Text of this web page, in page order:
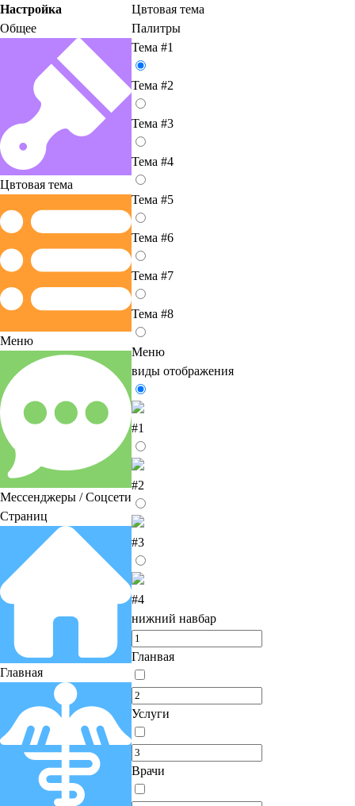
Настройка
Общее
Цвтовая тема
Меню
Мессенджеры / Соцсети
Страниц
Главная
Цвтовая тема
Палитры
Тема #1
Тема #2
Тема #3
Тема #4
Тема #5
Тема #6
Тема #7
Тема #8
Меню
виды отображения
#1
#2
#3
#4
нижний навбар
Гланвая
Услуги
Врачи